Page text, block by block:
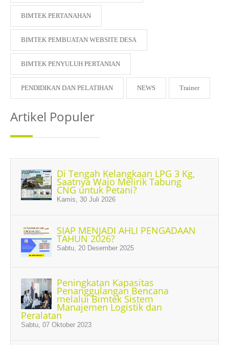
BIMTEK PERTANAHAN
BIMTEK PEMBUATAN WEBSITE DESA
BIMTEK PENYULUH PERTANIAN
PENDIDIKAN DAN PELATIHAN NEWS Trainer
Artikel Populer
Di Tengah Kelangkaan LPG 3 Kg,
Saatnya Wajo Melirik Tabung
CNG untuk Petani?
Kamis, 30 Juli 2026
SIAP MENJADI AHLI PENGADAAN
TAHUN 2026?
Sabtu, 20 Desember 2025
Peningkatan Kapasitas
Penanggulangan Bencana
melalui Bimtek Sistem
Manajemen Logistik dan
Peralatan
Sabtu, 07 Oktober 2023